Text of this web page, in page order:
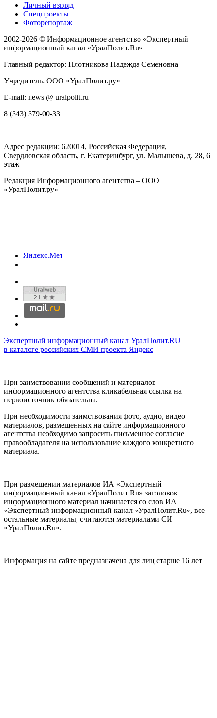
Личный взгляд
Спецпроекты
Фоторепортаж
2002-2026 © Информационное агентство «Экспертный
информационный канал «УралПолит.Ru»
Главный редактор: Плотникова Надежда Семеновна
Учредитель: ООО «УралПолит.ру»
E-mail: news @ uralpolit.ru
8 (343) 379-00-33
Адрес редакции: 620014, Российская Федерация,
Свердловская область, г. Екатеринбург, ул. Малышева, д. 28, 6
этаж
Редакция Информационного агентства – ООО
«УралПолит.ру»
Экспертный информационный канал УралПолит.RU
в каталоге российских СМИ проекта Яндекс
При заимствовании сообщений и материалов
информационного агентства кликабельная ссылка на
первоисточник обязательна.
При необходимости заимствования фото, аудио, видео
материалов, размещенных на сайте информационного
агентства необходимо запросить письменное согласие
правообладателя на использование каждого конкретного
материала.
При размещении материалов ИА «Экспертный
информационный канал «УралПолит.Ru» заголовок
информационного материал начинается со слов ИА
«Экспертный информационный канал «УралПолит.Ru», все
остальные материалы, считаются материалами СИ
«УралПолит.Ru».
Информация на сайте предназначена для лиц старше 16 лет